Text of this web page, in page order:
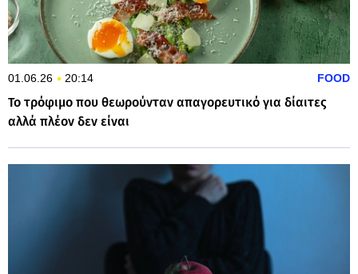
01.06.26 20:14 FOOD
Το τρόφιμο που θεωρούνταν απαγορευτικό για δίαιτες
αλλά πλέον δεν είναι